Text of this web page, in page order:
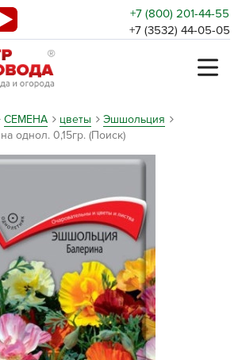
+7 (800) 201-44-55
+7 (3532) 44-05-05
СЕМЕНА цветы
Эшшольция
однол. 0,15гр. (Поиск)